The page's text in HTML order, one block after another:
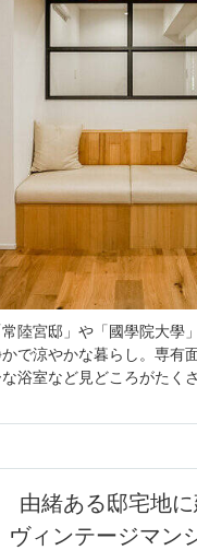
陸宮邸」や「國學院大學
で涼やかな暮らし。専有
浴室など見どころがたく
由緒ある邸宅地
ヴィンテージマン